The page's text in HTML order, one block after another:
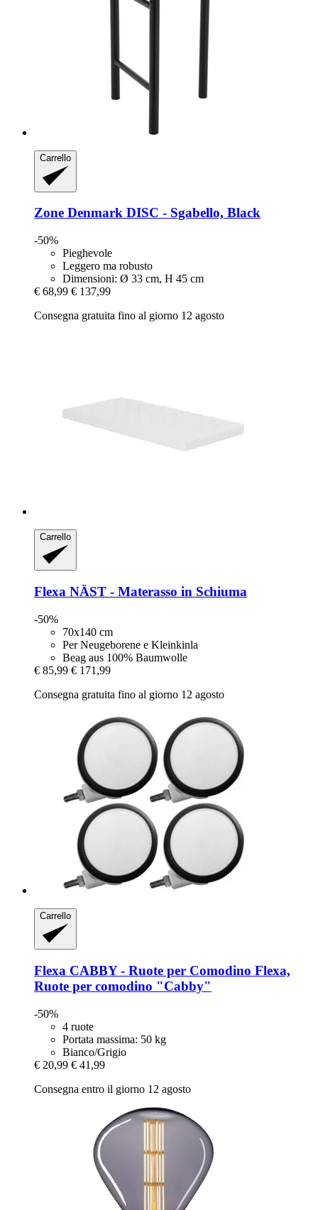
Carrello
Zone Denmark DISC -​ Sgabello, Black
-50%
Pieghevole
Leggero ma robusto
Dimensioni: Ø 33 cm, H 45 cm
€ 68,99 € 137,99
Consegna gratuita fino al giorno 12 agosto
Carrello
Flexa NÄST -​ Materasso in Schiuma
-50%
70x140 cm
Per Neugeborene e Kleinkinla
Beag aus 100% Baumwolle
€ 85,99 € 171,99
Consegna gratuita fino al giorno 12 agosto
Carrello
Flexa CABBY -​ Ruote per Comodino Flexa,
Ruote per comodino "Cabby"
-50%
4 ruote
Portata massima: 50 kg
Bianco/Grigio
€ 20,99 € 41,99
Consegna entro il giorno 12 agosto